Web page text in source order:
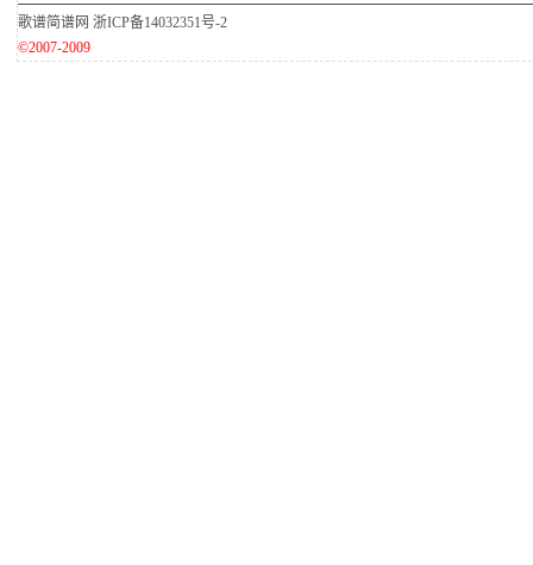
歌谱简谱网 浙ICP备14032351号-2
©2007-2009